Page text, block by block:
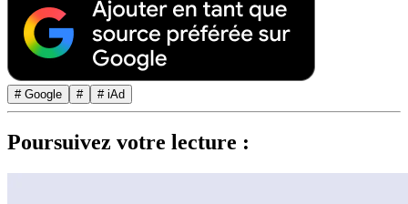
# Google # # iAd
Poursuivez votre lecture :